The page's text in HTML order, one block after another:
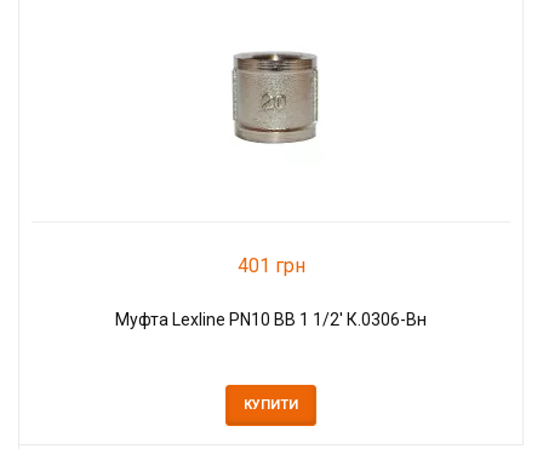
401 грн
Муфта Lexline PN10 ВВ 1 1/2' К.0306-Вн
КУПИТИ